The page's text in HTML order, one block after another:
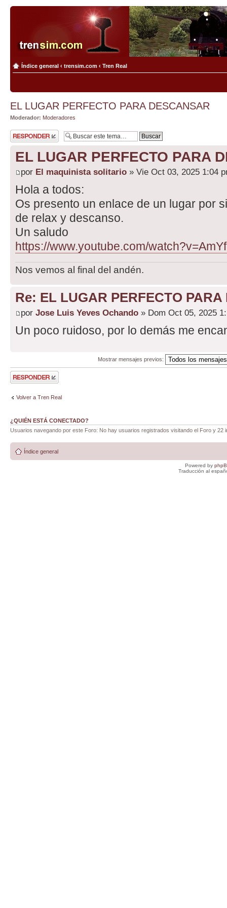
Índice general ‹ trensim.com ‹ Tren Real
EL LUGAR PERFECTO PARA DESCANSAR
Moderador: Moderadores
Publicar una
respuesta
EL LUGAR PERFECTO PARA
por El maquinista solitario » Vie Oct 03, 2025 1:04
Hola a todos:
Os presento un enlace de un lugar por
de relax y descanso.
Un saludo
https://www.youtube.com/
Nos vemos al final del andén.
Re: EL LUGAR PERFECTO
por Jose Luis Yeves Ochando » Dom Oct 05, 2025
Un poco ruidoso, por lo demás me
Mostrar mensajes previos:
Publicar una
respuesta
Volver a Tren Real
¿QUIÉN ESTÁ CONECTADO?
Usuarios navegando por este Foro: No hay usuarios registrados visitando el Foro y 22
Índice general
Powered by
Traducción al